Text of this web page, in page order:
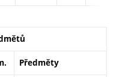
Předměty